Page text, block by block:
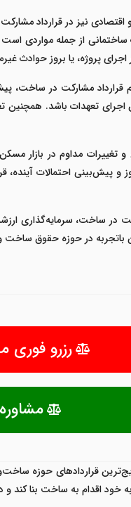
اقتصادی نیز در قرارداد
ساختمانی از جمله مواردی
پروژه، یا بروز حوادث
قرارداد مشارکت در
تعهدات باشد. همچنین
و تغییرات مداوم در
احتمالات آینده،
در ساخت، سرمایه‌گذاری
در حوزه حقوق ساخت و
رزرو
قراردادهای حوزه
خود اقدام به ساخت بنا